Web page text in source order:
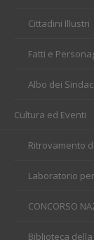
Cittadini Illustri
Fatti e
Albo dei
Cultura ed Eventi
Ritrovamento
Laboratorio
CONCORSO
Biblioteca della